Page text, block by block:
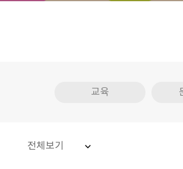
교육
전체보기